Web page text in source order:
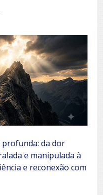
profunda: da dor
e manipulada à
e reconexão com